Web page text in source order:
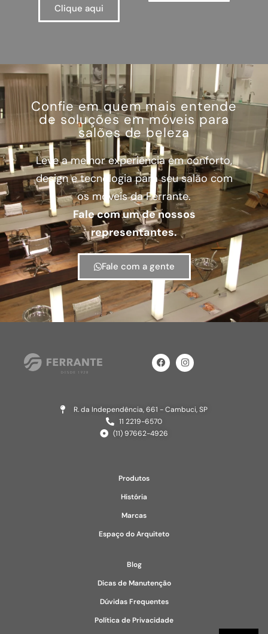
Clique aqui
Confie em quem mais entende
de soluções em móveis para
salões de beleza
Leve a melhor experiência em conforto,
design e tecnologia para seu salão com
os móveis da Ferrante.
Fale com um de nossos
representantes.
Fale com a gente
R. da Independência, 661 - Cambuci, SP
11 2219-6570
(11) 97662-4926
Produtos
História
Marcas
Espaço do Arquiteto
Blog
Dicas de Manutenção
Dúvidas Frequentes
Política de Privacidade